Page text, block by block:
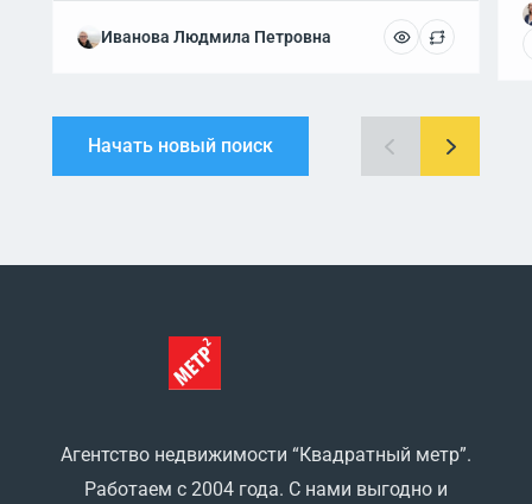
Иванова Людмила Петровна
Начать новый поиск
Агентство недвижимости “Квадратный метр”.
Работаем с 2004 года. С нами выгодно и